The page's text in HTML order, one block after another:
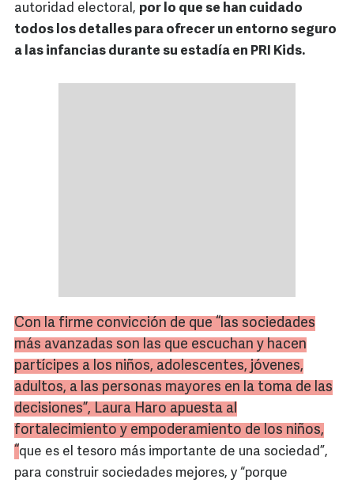
autoridad electoral, por lo que se han cuidado
todos los detalles para ofrecer un entorno seguro
a las infancias durante su estadía en PRI Kids.
Con la firme convicción de que “las sociedades
más avanzadas son las que escuchan y hacen
partícipes a los niños, adolescentes, jóvenes,
adultos, a las personas mayores en la toma de las
decisiones”, Laura Haro apuesta al
fortalecimiento y empoderamiento de los niños,
que es el tesoro más importante de una sociedad”,
para construir sociedades mejores, y “porque